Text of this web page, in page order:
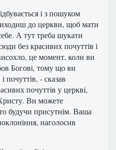
і з пошуком
до церкви, щоб мати
А тут треба шукати
без красивих почуттів і
це момент, коли ви
Богові, тому що ви
почуттів, - сказав
почуттів у церкві,
Ви можете
будучи присутнім. Ваша
наголосив